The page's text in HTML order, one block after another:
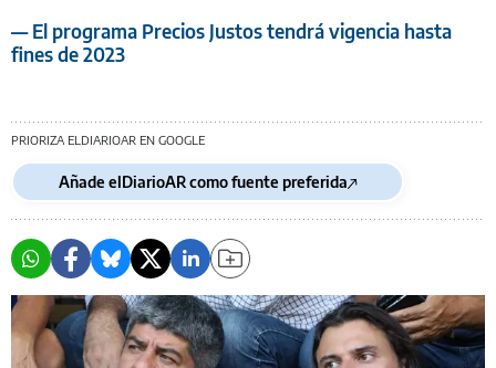
— El programa Precios Justos tendrá vigencia hasta
fines de 2023
PRIORIZA ELDIARIOAR EN GOOGLE
Añade elDiarioAR como fuente preferida